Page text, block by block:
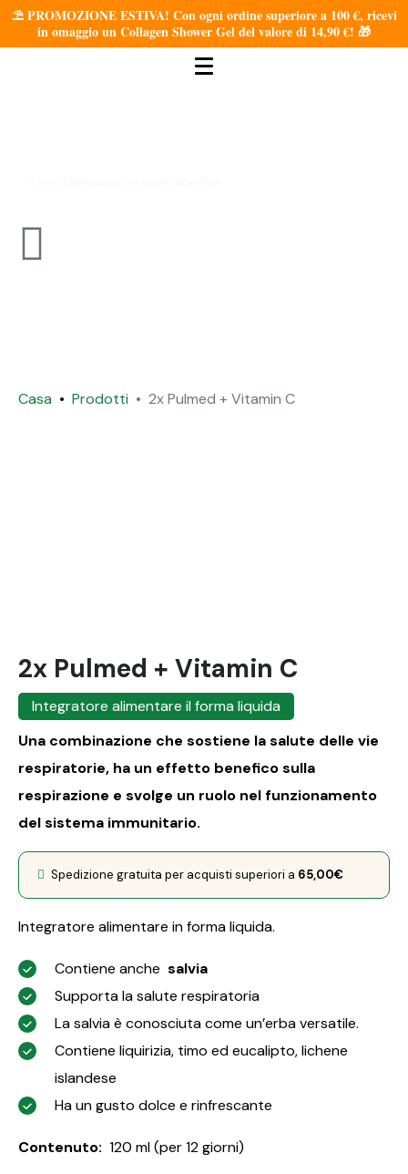
⛱️ PROMOZIONE ESTIVA! Con ogni ordine superiore a 100 €, ricevi
in omaggio un Collagen Shower Gel del valore di 14,90 €! 🎁
Casa Prodotti 2x Pulmed + Vitamin C
2x Pulmed + Vitamin C
Integratore alimentare il forma liquida
Una combinazione che sostiene la salute delle vie
respiratorie, ha un effetto benefico sulla
respirazione e svolge un ruolo nel funzionamento
del sistema immunitario.
Spedizione gratuita per acquisti superiori a 65,00€
Integratore alimentare in forma liquida.
Contiene anche salvia
Supporta la salute respiratoria
La salvia è conosciuta come un’erba versatile.
Contiene liquirizia, timo ed eucalipto, lichene
islandese
Ha un gusto dolce e rinfrescante
Contenuto: 120 ml (per 12 giorni)